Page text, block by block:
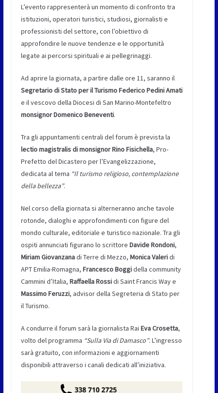
L’evento rappresenterà un momento di confronto tra
istituzioni, operatori turistici, studiosi, giornalisti e
professionisti del settore, con l’obiettivo di
approfondire le nuove tendenze e le opportunità
legate ai percorsi spirituali e ai pellegrinaggi.
Ad aprire la giornata, a partire dalle ore 11, saranno il
Segretario di Stato per il Turismo Federico Pedini Amati
e il vescovo della Diocesi di San Marino-Montefeltro
monsignor Domenico Beneventi.
Tra gli appuntamenti centrali del forum è prevista la
lectio magistralis di monsignor Rino Fisichella, Pro-
Prefetto del Dicastero per l’Evangelizzazione,
dedicata al tema “Il turismo religioso, contemplazione
della bellezza”.
Nel corso della giornata si alterneranno anche tavole
rotonde, dialoghi e approfondimenti con figure del
mondo culturale, editoriale e turistico nazionale. Tra gli
ospiti annunciati figurano lo scrittore Davide Rondoni,
Miriam Giovanzanadi Terre di Mezzo, Monica Valeridi
APT Emilia-Romagna, Francesco Boggidella community
Cammini d’Italia, Raffaella Rossidi Saint Francis Way e
Massimo Feruzzi, advisor della Segreteria di Stato per
il Turismo.
A condurre il forum sarà la giornalista Rai Eva Crosetta,
volto del programma “Sulla Via di Damasco”. L’ingresso
sarà gratuito, con informazioni e aggiornamenti
disponibili attraverso i canali dedicati all’iniziativa.